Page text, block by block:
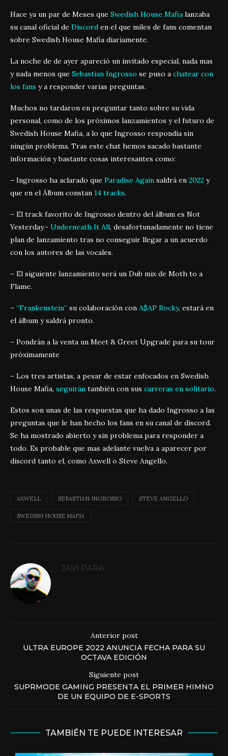
Hace ya un par de Meses que Swedish House Mafia lanzaba
su canal oficial de Discord en el que miles de fans comentan
sobre Swedish House Mafia diariamente.
La noche de de ayer apareció un invitado especial, nada mas
y nada menos que Sebastian Ingrosso se puso a chatear con
los fans y a responder varias preguntas.
Muchos no tardaron en preguntar tanto sobre su vida
personal, como de los próximos lanzamientos y el futuro de
Swedish House Mafia, a lo que Ingrosso respondía sin
ningún problema. Tras este chat hemos sacado bastante
información y bastante cosas interesantes como:
– Ingrosso ha aclarado que Paradise Again saldrá en 2022 y
que en el Álbum constan 14 tracks.
– El track favorito de Ingrosso dentro del álbum es Not
Yesterday.- Underneath It All, desafortunadamente no tiene
plan de lanzamiento tras no conseguir llegar a un acuerdo
con los autores de las vocales.
– El siguiente lanzamiento será un Dub mix de Moth to a
Flame.
– “Frankenstein” su colaboración con A$AP Rocky, estará en
el álbum y saldrá pronto.
– Pondrán a la venta un Meet & Greet Upgrade para su tour
próximamente
– Los tres artistas, a pesar de estar enfocados en Swedish
House Mafia, seguirán también con sus carreras en solitario.
Estos son unas de las respuestas que ha dado Ingrosso a las
preguntas que le han hecho los fans en su canal de discord.
Se ha mostrado abierto y sin problema para responder a
todo. Es probable que mas adelante vuelva a aparecer por
discord tanto el, como Axwell o Steve Angello.
AXWELL SEBASTIAN INGROSSO STEVE ANGELLO
SWEDISH HOUSE MAFIA
JAVI PARA
Anterior post
ULTRA EUROPE 2022 ANUNCIA FECHA PARA SU
OCTAVA EDICIÓN
Siguiente post
SUPRMODE GAMING PRESENTA EL PRIMER HIMNO
DE UN EQUIPO DE E-SPORTS
TAMBIÉN TE PUEDE INTERESAR